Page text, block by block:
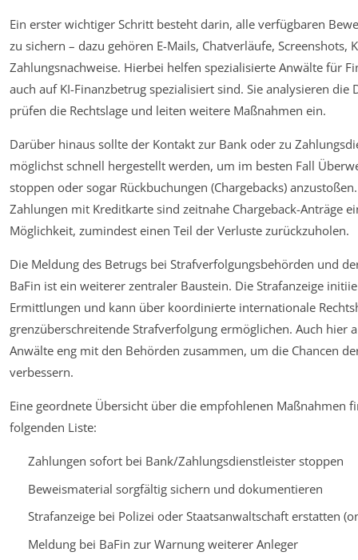
Ein erster wichtiger Schritt besteht darin, alle verfügbaren
zu sichern – dazu gehören E-Mails, Chatverläufe, Screenshots,
Zahlungsnachweise. Hierbei helfen spezialisierte Anwälte für
auch auf KI-Finanzbetrug spezialisiert sind. Sie analysieren die
prüfen die Rechtslage und leiten weitere Maßnahmen ein.
Darüber hinaus sollte der Kontakt zur Bank oder zu
möglichst schnell hergestellt werden, um im besten Fall
stoppen oder sogar Rückbuchungen (Chargebacks)
Zahlungen mit Kreditkarte sind zeitnahe Chargeback-Anträge
Möglichkeit, zumindest einen Teil der Verluste zurückzuholen.
Die Meldung des Betrugs bei Strafverfolgungsbehörden und
BaFin ist ein weiterer zentraler Baustein. Die Strafanzeige
Ermittlungen und kann über koordinierte internationale
grenzüberschreitende Strafverfolgung ermöglichen. Auch hier
Anwälte eng mit den Behörden zusammen, um die Chancen
verbessern.
Eine geordnete Übersicht über die empfohlenen Maßnahmen
folgenden Liste:
Zahlungen sofort bei Bank/Zahlungsdienstleister stoppen
Beweismaterial sorgfältig sichern und dokumentieren
Strafanzeige bei Polizei oder Staatsanwaltschaft erstatten
Meldung bei BaFin zur Warnung weiterer Anleger